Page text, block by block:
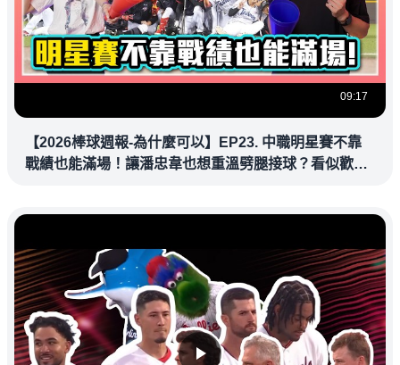
09:17
【2026棒球週報-為什麼可以】EP23. 中職明星賽不靠
戰績也能滿場！讓潘忠韋也想重溫劈腿接球？看似歡樂